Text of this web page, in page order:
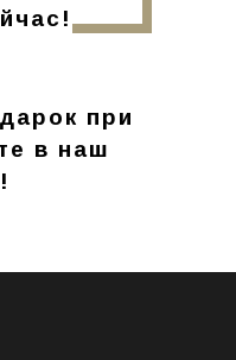
при
в наш